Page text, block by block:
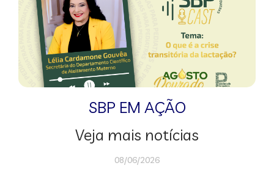
SBP EM AÇÃO
Veja mais notícias
08/06/2026